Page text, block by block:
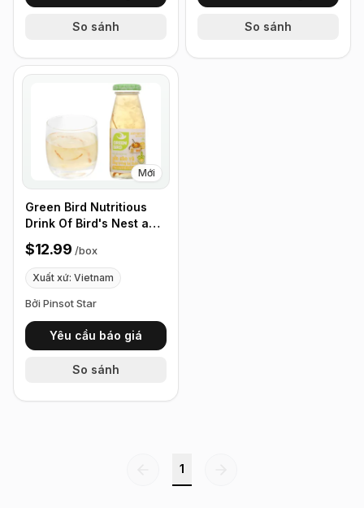
So sánh So sánh
Mới
Green Bird Nutritious
Drink Of Bird's Nest and
Cordyceps, Box of 6
bottles
$12.99 /box
Xuất xứ: Vietnam
Bởi Pinsot Star
Yêu cầu báo giá
So sánh
1